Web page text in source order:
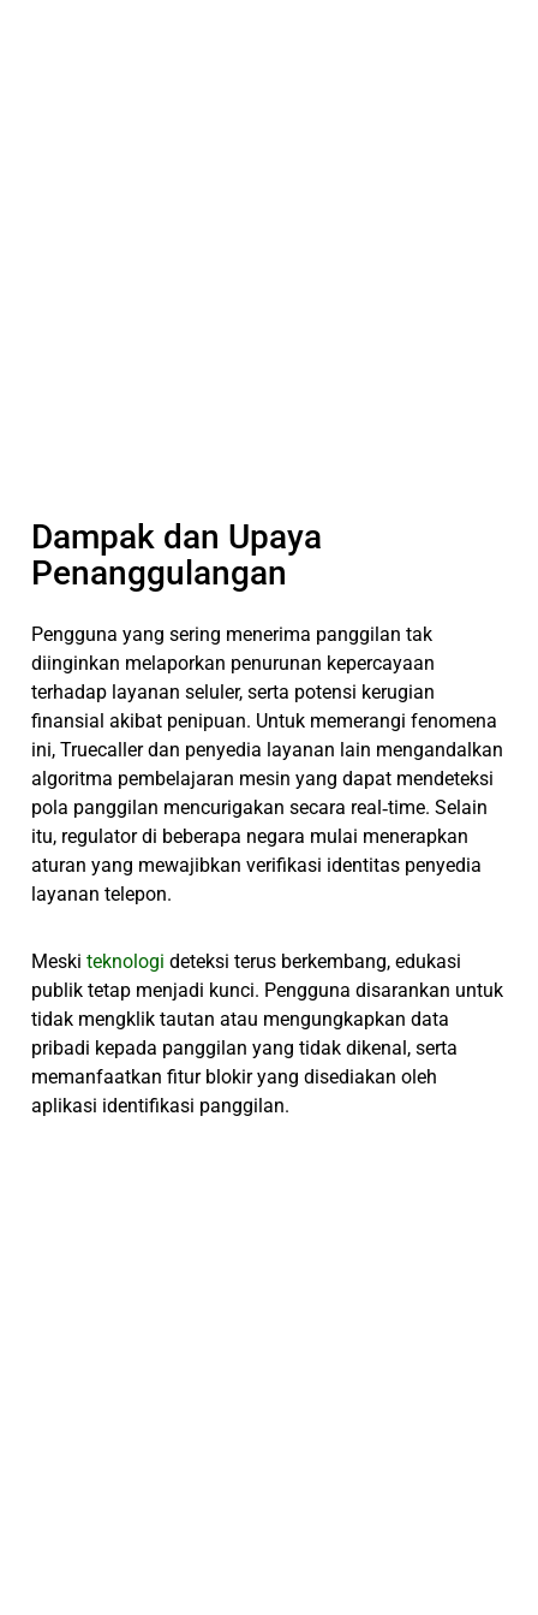
Dampak dan Upaya
Penanggulangan
Pengguna yang sering menerima panggilan tak
diinginkan melaporkan penurunan kepercayaan
terhadap layanan seluler, serta potensi kerugian
finansial akibat penipuan. Untuk memerangi fenomena
ini, Truecaller dan penyedia layanan lain mengandalkan
algoritma pembelajaran mesin yang dapat mendeteksi
pola panggilan mencurigakan secara real‑time. Selain
itu, regulator di beberapa negara mulai menerapkan
aturan yang mewajibkan verifikasi identitas penyedia
layanan telepon.
Meskiteknologi deteksi terus berkembang, edukasi
publik tetap menjadi kunci. Pengguna disarankan untuk
tidak mengklik tautan atau mengungkapkan data
pribadi kepada panggilan yang tidak dikenal, serta
memanfaatkan fitur blokir yang disediakan oleh
aplikasi identifikasi panggilan.